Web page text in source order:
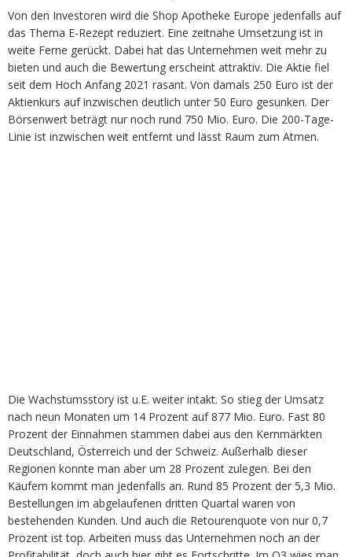
Von den Investoren wird die Shop Apotheke Europe jedenfalls auf
das Thema E-Rezept reduziert. Eine zeitnahe Umsetzung ist in
weite Ferne gerückt. Dabei hat das Unternehmen weit mehr zu
bieten und auch die Bewertung erscheint attraktiv. Die Aktie fiel
seit dem Hoch Anfang 2021 rasant. Von damals 250 Euro ist der
Aktienkurs auf inzwischen deutlich unter 50 Euro gesunken. Der
Börsenwert beträgt nur noch rund 750 Mio. Euro. Die 200-Tage-
Linie ist inzwischen weit entfernt und lässt Raum zum Atmen.
Die Wachstumsstory ist u.E. weiter intakt. So stieg der Umsatz
nach neun Monaten um 14 Prozent auf 877 Mio. Euro. Fast 80
Prozent der Einnahmen stammen dabei aus den Kernmärkten
Deutschland, Österreich und der Schweiz. Außerhalb dieser
Regionen konnte man aber um 28 Prozent zulegen. Bei den
Käufern kommt man jedenfalls an. Rund 85 Prozent der 5,3 Mio.
Bestellungen im abgelaufenen dritten Quartal waren von
bestehenden Kunden. Und auch die Retourenquote von nur 0,7
Prozent ist top. Arbeiten muss das Unternehmen noch an der